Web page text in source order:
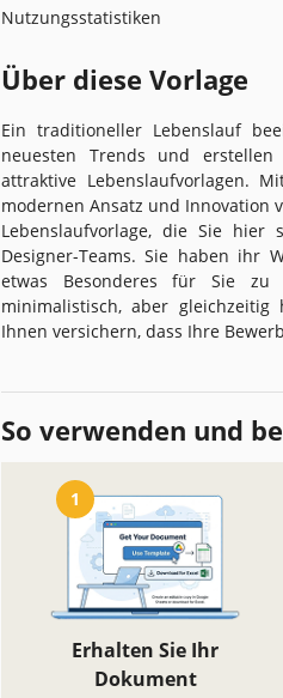
Nutzungsstatistiken
Über diese Vorlage
Ein traditioneller Lebenslauf
neuesten Trends und
attraktive Lebenslaufvorlagen.
modernen Ansatz und Innovation
Lebenslaufvorlage, die Sie hier
Designer-Teams. Sie haben ihr
etwas Besonderes für Sie zu
minimalistisch, aber
Ihnen versichern, dass Ihre
So verwenden und
1
Erhalten Sie Ihr
Dokument